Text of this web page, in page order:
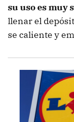
su uso es muy
llenar el
se caliente y